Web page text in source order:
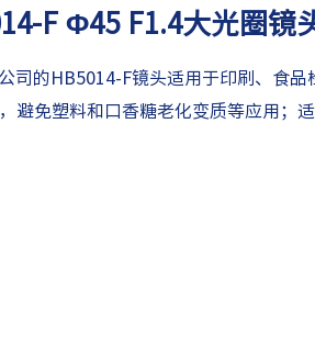
F Φ45 F1.4大光圈镜
司的HB5014-F镜头适用于印刷、食品
避免塑料和口香糖老化变质等应用；